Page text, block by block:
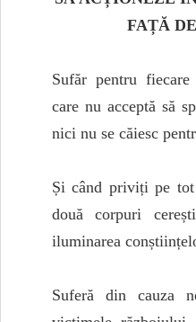
FAȚĂ
Sufăr pentru
care nu acceptă să
nici nu se căiesc
Și când priviți pe tot
două corpuri
iluminarea
Suferă din cauza